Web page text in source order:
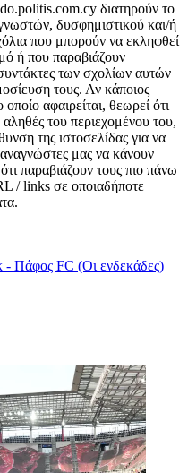
διατηρούν το
δυσφημιστικού και/ή
που μπορούν να εκληφθεί
ή που παραβιάζουν
των σχολίων αυτών
τους. Αν κάποιος
αφαιρείται, θεωρεί ότι
αληθές του περιεχομένου του,
της ιστοσελίδας για να
μας να κάνουν
παραβιάζουν τους πιο πάνω
/ links σε οποιαδήποτε
- Πάφος FC (Οι ενδεκάδες)